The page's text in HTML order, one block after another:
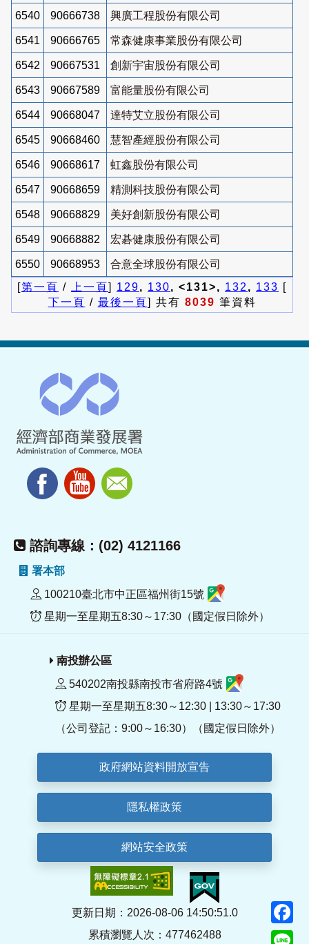
6540 90666738 興廣工程股份有限公司
6541 90666765 常森健康事業股份有限公司
6542 90667531 創新宇宙股份有限公司
6543 90667589 富能量股份有限公司
6544 90668047 達特艾立股份有限公司
6545 90668460 慧智產經股份有限公司
6546 90668617 虹鑫股份有限公司
6547 90668659 精測科技股份有限公司
6548 90668829 美好創新股份有限公司
6549 90668882 宏碁健康股份有限公司
6550 90668953
合意全球股份有限公司
[第一頁 / 上一頁] 129, 130, <131>, 132 , 133 [
下一頁 / 最後一頁] 共有 8039 筆資料
諮詢專線：(02) 4121166
署本部
100210臺北市中正區福州街15號
星期一至星期五8:30～17:30（國定假日除外）
南投辦公區
540202南投縣南投市省府路4號
星期一至星期五8:30～12:30 | 13:30～17:30
（公司登記：9:00～16:30）（國定假日除外）
政府網站資料開放宣告
隱私權政策
網站安全政策
更新日期：2026-08-06 14:50:51.0
累積瀏覽人次：477462488